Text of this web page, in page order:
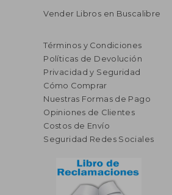
Vender Libros en Buscalibre
Términos y Condiciones
Políticas de Devolución
Privacidad y Seguridad
Cómo Comprar
Nuestras Formas de Pago
Opiniones de Clientes
Costos de Envío
Seguridad Redes Sociales